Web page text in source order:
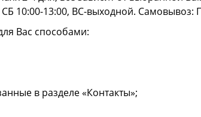
10:00-13:00, ВС-выходной.
Вас способами:
в разделе «Контакты»;